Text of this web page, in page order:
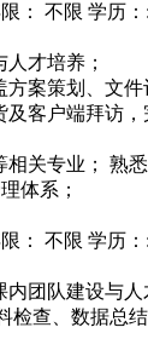
： 不限 学历
才培养；
案策划、文
客户端拜访，
关专业； 熟
体系；
： 不限 学历
团队建设与人
查、数据总